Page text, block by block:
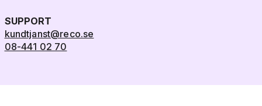
SUPPORT
kundtjanst@reco.se
08-441 02 70